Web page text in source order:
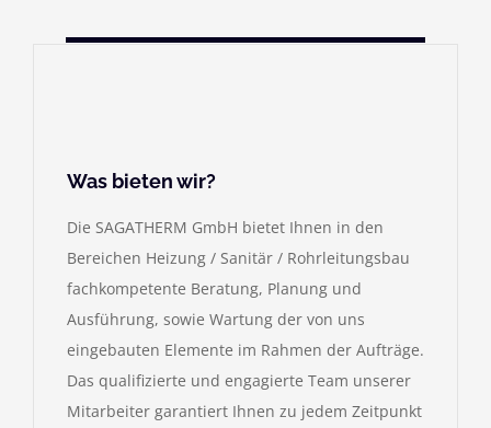
Was bieten wir?
Die SAGATHERM GmbH bietet Ihnen in den
Bereichen Heizung / Sanitär / Rohrleitungsbau
fachkompetente Beratung, Planung und
Ausführung, sowie Wartung der von uns
eingebauten Elemente im Rahmen der Aufträge.
Das qualifizierte und engagierte Team unserer
Mitarbeiter garantiert Ihnen zu jedem Zeitpunkt